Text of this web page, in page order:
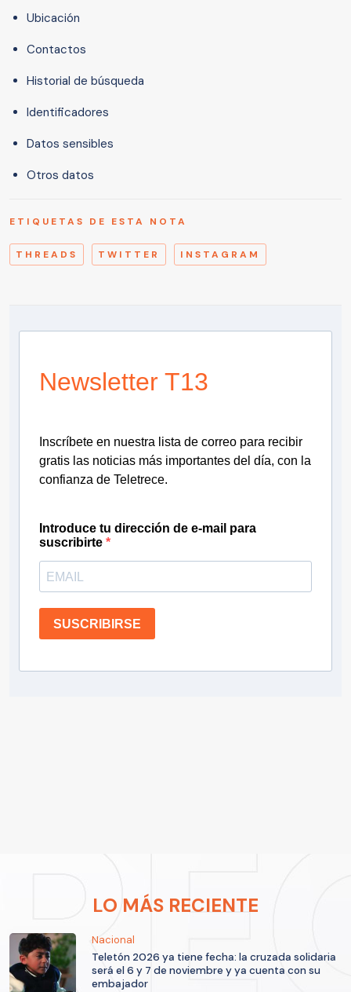
Ubicación
Contactos
Historial de búsqueda
Identificadores
Datos sensibles
Otros datos
ETIQUETAS DE ESTA NOTA
THREADS TWITTER INSTAGRAM
Newsletter T13
Inscríbete en nuestra lista de correo para recibir
gratis las noticias más importantes del día, con la
confianza de Teletrece.
Introduce tu dirección de e-mail para
suscribirte
SUSCRIBIRSE
LO MÁS RECIENTE
Nacional
Teletón 2026 ya tiene fecha: la cruzada solidaria
será el 6 y 7 de noviembre y ya cuenta con su
embajador